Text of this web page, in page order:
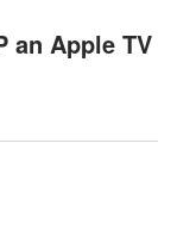
an Apple TV